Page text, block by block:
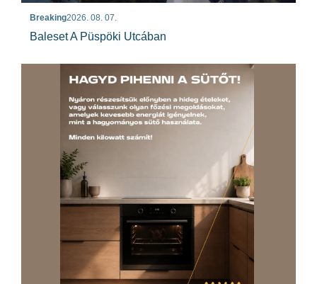
Breaking2026. 08. 07.
Baleset A Püspöki Utcában